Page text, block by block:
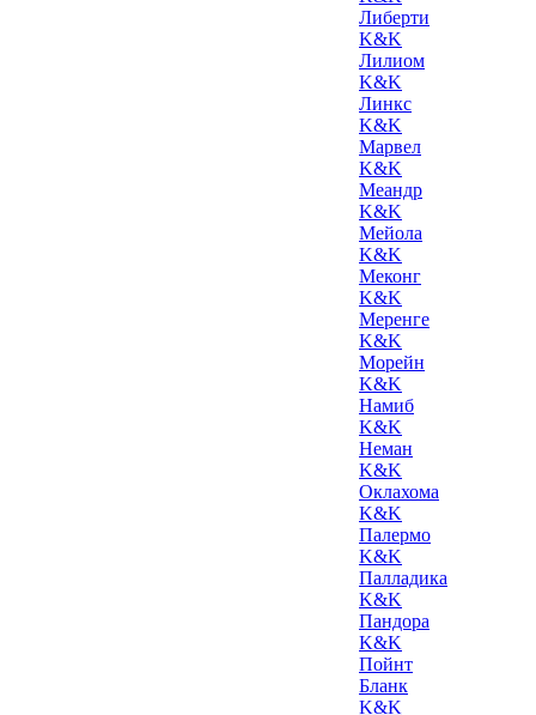
Либерти
K&K
Лилиом
K&K
Линкс
K&K
Марвел
K&K
Меандр
K&K
Мейола
K&K
Меконг
K&K
Меренге
K&K
Морейн
K&K
Намиб
K&K
Неман
K&K
Оклахома
K&K
Палермо
K&K
Палладика
K&K
Пандора
K&K
Пойнт
Бланк
K&K